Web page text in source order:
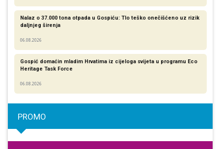
Nalaz o 37.000 tona otpada u Gospiću: Tlo teško onečišćeno uz rizik
daljnjeg širenja
06.08.2026
Gospić domaćin mladim Hrvatima iz cijeloga svijeta u programu Eco
Heritage Task Force
06.08.2026
PROMO